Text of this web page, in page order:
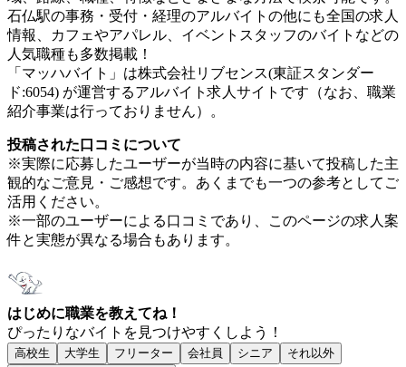
石仏駅の事務・受付・経理のアルバイトの他にも全国の求人
情報、カフェやアパレル、イベントスタッフのバイトなどの
人気職種も多数掲載！
「マッハバイト」は株式会社リブセンス(東証スタンダー
ド:6054) が運営するアルバイト求人サイトです（なお、職業
紹介事業は行っておりません）。
投稿された口コミについて
※実際に応募したユーザーが当時の内容に基いて投稿した主
観的なご意見・ご感想です。あくまでも一つの参考としてご
活用ください。
※一部のユーザーによる口コミであり、このページの求人案
件と実態が異なる場合もあります。
はじめに職業を教えてね！
ぴったりなバイトを見つけやすくしよう！
高校生 大学生 フリーター 会社員 シニア
それ以外